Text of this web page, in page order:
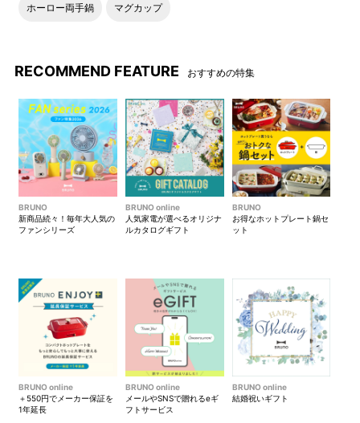
ージ
ホーロー両手鍋 マグカップ
RECOMMEND FEATURE おすすめの特集
BRUNO
新商品続々！毎年大人気の
ファンシリーズ
BRUNO online
人気家電が選べるオリジナ
ルカタログギフト
BRUNO
お得なホットプレート鍋セ
ット
BRUNO online
＋550円でメーカー保証を
1年延長
BRUNO online
メールやSNSで贈れるeギ
フトサービス
BRUNO online
結婚祝いギフト